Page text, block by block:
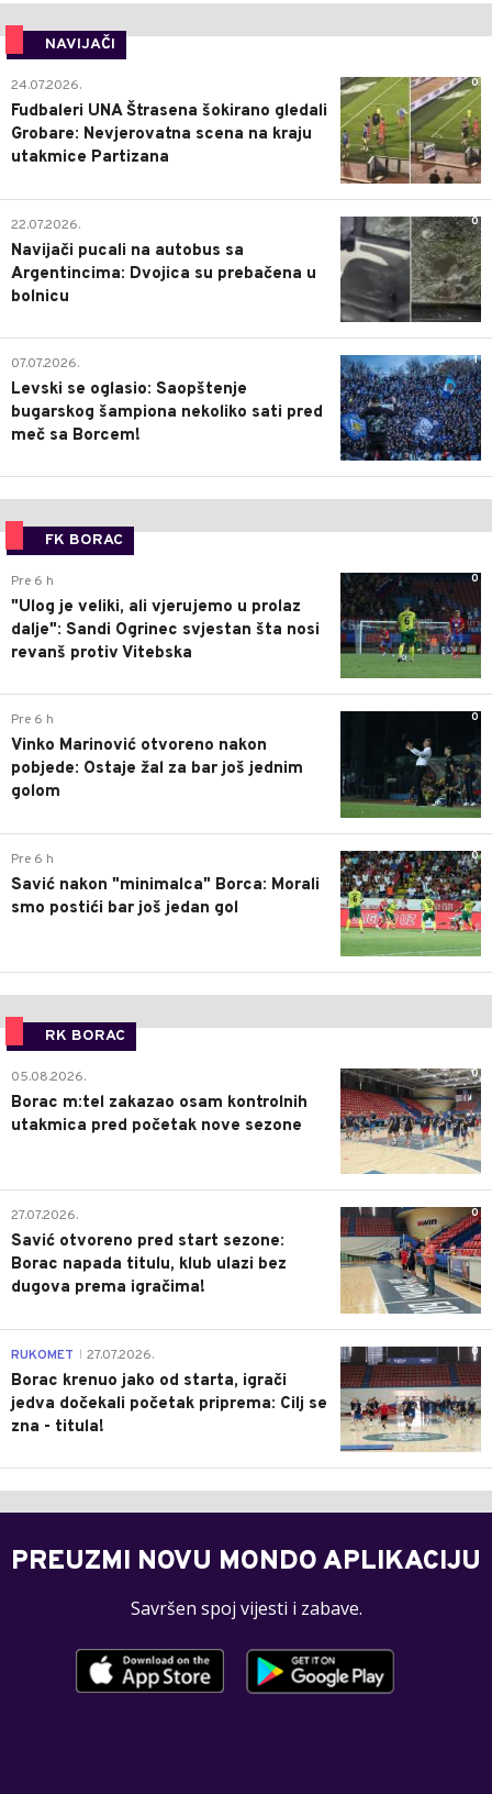
NAVIJAČI
0
24.07.2026.
Fudbaleri UNA Štrasena šokirano gledali
Grobare: Nevjerovatna scena na kraju
utakmice Partizana
0
22.07.2026.
Navijači pucali na autobus sa
Argentincima: Dvojica su prebačena u
bolnicu
1
07.07.2026.
Levski se oglasio: Saopštenje
bugarskog šampiona nekoliko sati pred
meč sa Borcem!
FK BORAC
0
Pre 6 h
"Ulog je veliki, ali vjerujemo u prolaz
dalje": Sandi Ogrinec svjestan šta nosi
revanš protiv Vitebska
0
Pre 6 h
Vinko Marinović otvoreno nakon
pobjede: Ostaje žal za bar još jednim
golom
0
Pre 6 h
Savić nakon "minimalca" Borca: Morali
smo postići bar još jedan gol
RK BORAC
0
05.08.2026.
Borac m:tel zakazao osam kontrolnih
utakmica pred početak nove sezone
0
27.07.2026.
Savić otvoreno pred start sezone:
Borac napada titulu, klub ulazi bez
dugova prema igračima!
0
RUKOMET 27.07.2026.
Borac krenuo jako od starta, igrači
jedva dočekali početak priprema: Cilj se
zna - titula!
PREUZMI NOVU MONDO APLIKACIJU
Savršen spoj vijesti i zabave.